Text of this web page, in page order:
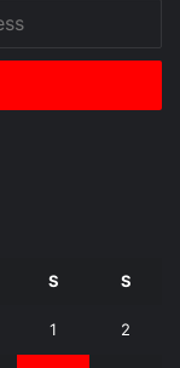
S S
1 2